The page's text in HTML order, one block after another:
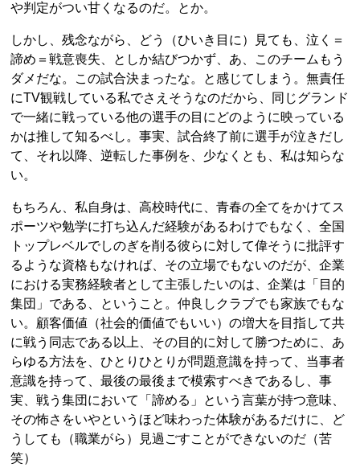
や判定がつい甘くなるのだ。とか。
しかし、残念ながら、どう（ひいき目に）見ても、泣く＝
諦め＝戦意喪失、としか結びつかず、あ、このチームもう
ダメだな。この試合決まったな。と感じてしまう。無責任
にTV観戦している私でさえそうなのだから、同じグランド
で一緒に戦っている他の選手の目にどのように映っている
かは推して知るべし。事実、試合終了前に選手が泣きだし
て、それ以降、逆転した事例を、少なくとも、私は知らな
い。
もちろん、私自身は、高校時代に、青春の全てをかけてス
ポーツや勉学に打ち込んだ経験があるわけでもなく、全国
トップレベルでしのぎを削る彼らに対して偉そうに批評す
るような資格もなければ、その立場でもないのだが、企業
における実務経験者として主張したいのは、企業は「目的
集団」である、ということ。仲良しクラブでも家族でもな
い。顧客価値（社会的価値でもいい）の増大を目指して共
に戦う同志である以上、その目的に対して勝つために、あ
らゆる方法を、ひとりひとりが問題意識を持って、当事者
意識を持って、最後の最後まで模索すべきであるし、事
実、戦う集団において「諦める」という言葉が持つ意味、
その怖さをいやというほど味わった体験があるだけに、ど
うしても（職業がら）見過ごすことができないのだ（苦
笑）